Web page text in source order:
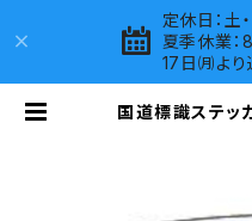
定休日：土
夏季休業
17日㈪よ
国道標識ステ